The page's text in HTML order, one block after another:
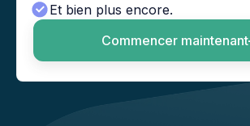
Et bien plus encore.
Commencer maintenant